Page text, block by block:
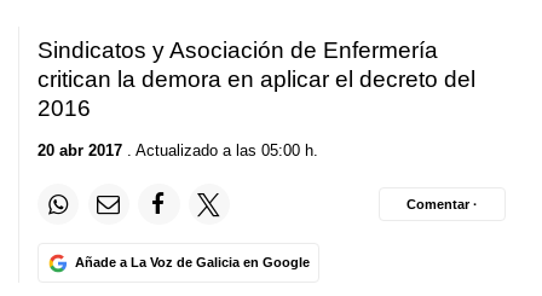
Sindicatos y Asociación de Enfermería
critican la demora en aplicar el decreto del
2016
20 abr 2017 . Actualizado a las 05:00 h.
Añade a La Voz de Galicia en Google
Comentar ·